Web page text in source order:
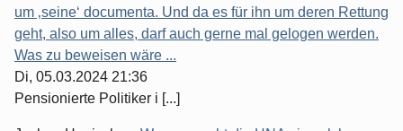
um ‚seine‘ documenta. Und da es für ihn um deren Rettung
geht, also um alles, darf auch gerne mal gelogen werden.
Was zu beweisen wäre ...
Di, 05.03.2024 21:36
Pensionierte Politiker i [...]